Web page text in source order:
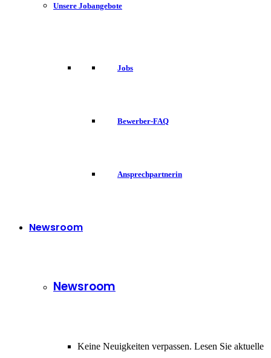
Unsere Jobangebote
Jobs
Bewerber-FAQ
Ansprechpartnerin
Newsroom
Newsroom
Keine Neuigkeiten verpassen. Lesen Sie aktuelle